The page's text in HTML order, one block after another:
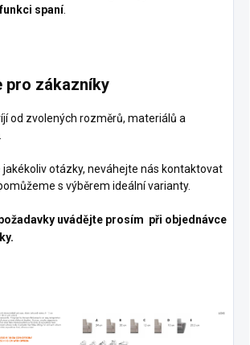
spaní.
pro zákazníky
od zvolených rozměrů, materiálů a
jakékoliv otázky, neváhejte nás kontaktovat
s výběrem ideální varianty.
uvádějte prosím při objednávce